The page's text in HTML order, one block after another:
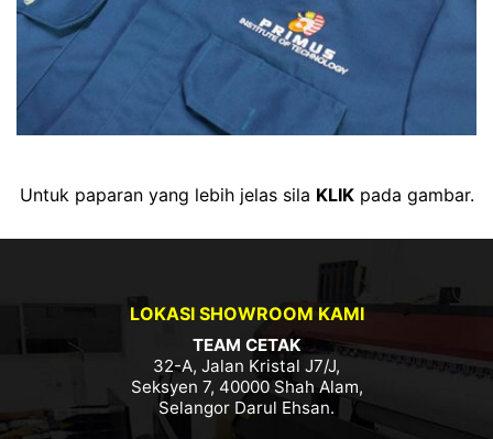
Untuk paparan yang lebih jelas sila KLIKpada gambar.
LOKASI SHOWROOM KAMI
TEAM CETAK
32-A, Jalan Kristal J7/J,
Seksyen 7, 40000 Shah Alam,
Selangor Darul Ehsan.